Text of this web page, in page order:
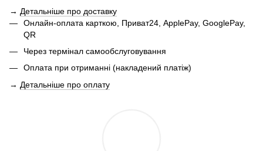
→ Детальніше про доставку
Онлайн-оплата карткою, Приват24, ApplePay, GooglePay,
QR
Через термінал самообслуговування
Оплата при отриманні (накладений платіж)
→ Детальніше про оплату